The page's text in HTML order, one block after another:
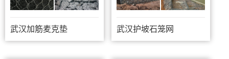
武汉加筋麦克垫 武汉护坡石笼网